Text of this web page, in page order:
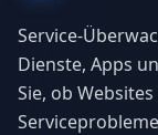
Service-
Dienste, Apps
Sie, ob